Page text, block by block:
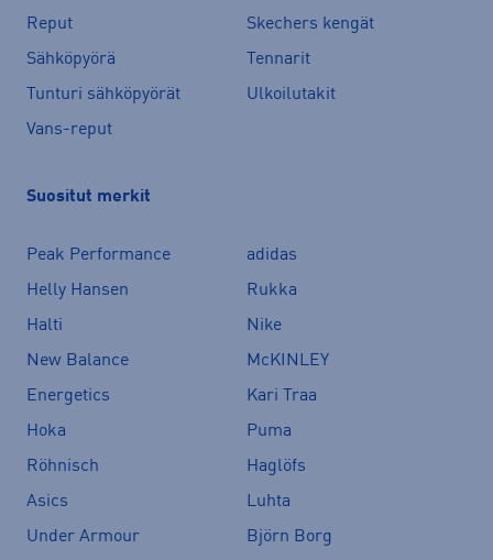
Reput
Skechers kengät
Sähköpyörä
Tennarit
Tunturi sähköpyörät
Ulkoilutakit
Vans-reput
Suositut merkit
Peak Performance
adidas
Helly Hansen
Rukka
Halti
Nike
New Balance
McKINLEY
Energetics
Kari Traa
Hoka
Puma
Röhnisch
Haglöfs
Asics
Luhta
Under Armour
Björn Borg